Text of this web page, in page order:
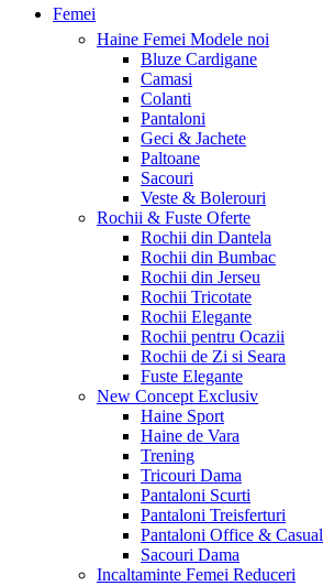
Femei
Haine Femei Modele noi
Bluze Cardigane
Camasi
Colanti
Pantaloni
Geci & Jachete
Paltoane
Sacouri
Veste & Bolerouri
Rochii & Fuste Oferte
Rochii din Dantela
Rochii din Bumbac
Rochii din Jerseu
Rochii Tricotate
Rochii Elegante
Rochii pentru Ocazii
Rochii de Zi si Seara
Fuste Elegante
New Concept Exclusiv
Haine Sport
Haine de Vara
Trening
Tricouri Dama
Pantaloni Scurti
Pantaloni Treisferturi
Pantaloni Office & Casual
Sacouri Dama
Incaltaminte Femei Reduceri